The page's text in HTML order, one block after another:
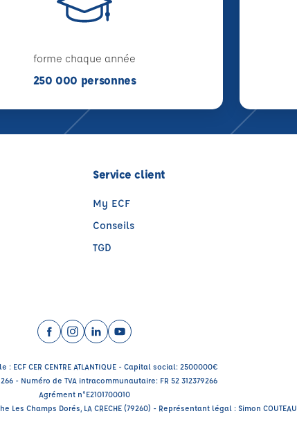
forme chaque année
250 000 personnes
Service client
My ECF
Conseils
TGD
Facebook (nouvelle fenêtre)
Instagram (nouvelle fenêtre)
LinkedIn (nouvelle fenêtre)
YouTube (nouvelle fenêtre)
: ECF CER CENTRE ATLANTIQUE - Capital social: 2500000€
- Numéro de TVA intracommunautaire: FR 52 312379266
Agrément n°E2101700010
Les Champs Dorés, LA CRECHE (79260) - Représentant légal : Simon COUTEAU